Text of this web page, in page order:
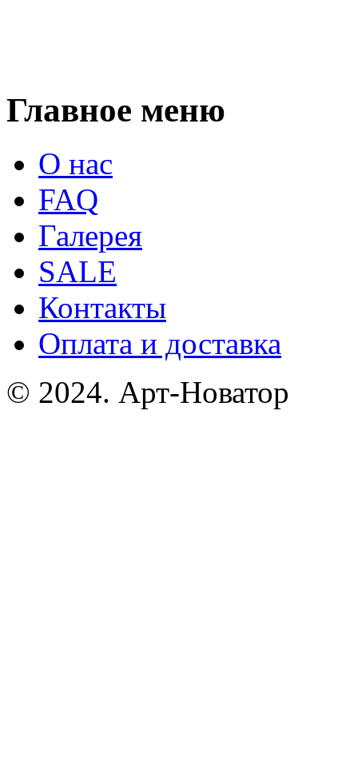
Главное меню
О нас
FAQ
Галерея
SALE
Контакты
Оплата и доставка
© 2024. Арт-Новатор